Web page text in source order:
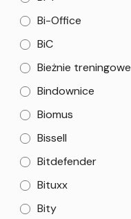
Bi-Office
BiC
Bieżnie treningowe
Bindownice
Biomus
Bissell
Bitdefender
Bituxx
Bity